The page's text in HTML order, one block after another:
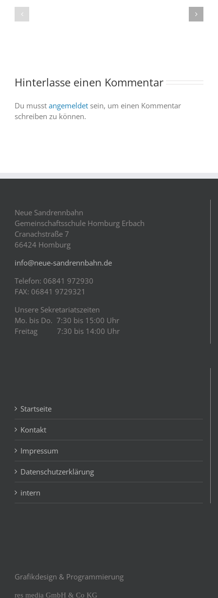
dabei
begeistert
Publikum
Hinterlasse einen Kommentar
Du musst angemeldet sein, um einen Kommentar
schreiben zu können.
Neue Sandrennbahn
Gemeinschaftsschule Homburg Erbach
Cranachstraße 7
66424 Homburg
info@neue-sandrennbahn.de
Telefon: 06841 972930
FAX: 06841 9729321
Unsere Sekretariatszeiten
Mo. bis Do. 7:30 bis 15:00 Uhr
Freitag 7:30 bis 14:00 Uhr
Startseite
Kontakt
Impressum
Datenschutzerklärung
intern
Grafikdesign & Programmierung
res media GmbH & Co KG